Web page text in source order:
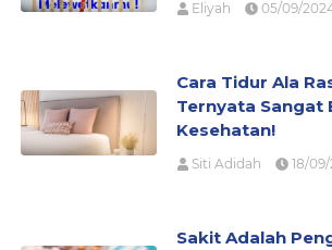
Eliyah 05/09/
Cara Tidur Ala
Ternyata Sangat
Kesehatan!
Siti Adidah 18/
Sakit Adalah